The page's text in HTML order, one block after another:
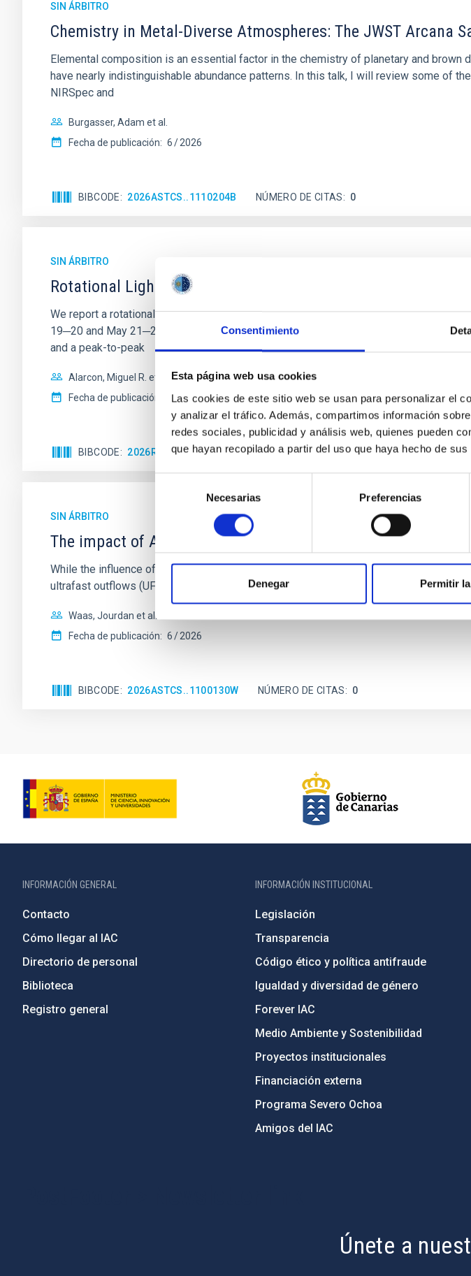
Consentimiento
Esta página web usa cookies
Las cookies de este sitio web se usan para personalizar el
y analizar el tráfico. Además, compartimos información
redes sociales, publicidad y análisis web, quienes pueden
que hayan recopilado a partir del uso que haya hecho de
consentimiento
Necesarias Preferencias
Denegar Permitir
SIN ÁRBITRO
Chemistry in Metal-Diverse Atmospheres: The JWST Arcana
Elemental composition is an essential factor in the chemistry of planetary and
have nearly indistinguishable abundance patterns. In this talk, I will review some of
NIRSpec and
Burgasser, Adam et al.
Fecha de publicación: 6 2026
BIBCODE 2026ASTCS..1110204B NÚMERO DE CITAS 0
SIN ÁRBITRO
Rotational Light Curve and Photometric Baseline of (15094)
We report a rotational light curve and Fourier baseline model for the Jupiter Trojan
19─20 and May 21─22 UT with the Two-meter Twin Telescope (TTT). Phase-
and a peak-to-peak
Alarcon, Miguel R. et al.
Fecha de publicación:
5 2026
BIBCODE 2026RNAAS..10..143A NÚMERO DE CITAS 0
SIN ÁRBITRO
The impact of Active Galactic Nuclei on Habitable Worlds
While the influence of supermassive black hole (SMBH) activity on habitability has
ultrafast outflows (UFOs), on planetary atmospheres remain largely unexplored.
Waas, Jourdan et al.
Fecha de publicación: 6 2026
BIBCODE 2026ASTCS..1100130W NÚMERO DE CITAS 0
INFORMACIÓN GENERAL
Contacto
Cómo llegar al IAC
Directorio de personal
Biblioteca
Registro general
INFORMACIÓN INSTITUCIONAL
Legislación
Transparencia
Código ético y política antifraude
Igualdad y diversidad de género
Forever IAC
Medio Ambiente y Sostenibilidad
Proyectos institucionales
Financiación externa
Programa Severo Ochoa
Amigos del IAC
Únete a